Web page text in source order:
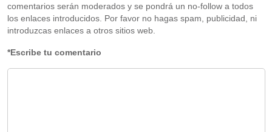
comentarios serán moderados y se pondrá un no-follow a todos
los enlaces introducidos. Por favor no hagas spam, publicidad, ni
introduzcas enlaces a otros sitios web.
*Escribe tu comentario